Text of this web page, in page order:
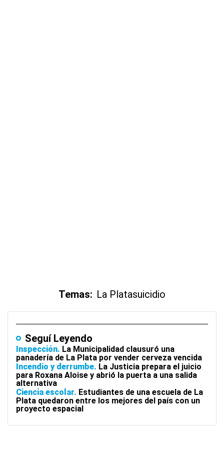
Temas: La Platasuicidio
Seguí Leyendo
Inspección
La Municipalidad clausuró una
panadería de La Plata por vender cerveza vencida
Incendio y derrumbe
La Justicia prepara el juicio
para Roxana Aloise y abrió la puerta a una salida
alternativa
Ciencia escolar
Estudiantes de una escuela de La
Plata quedaron entre los mejores del país con un
proyecto espacial